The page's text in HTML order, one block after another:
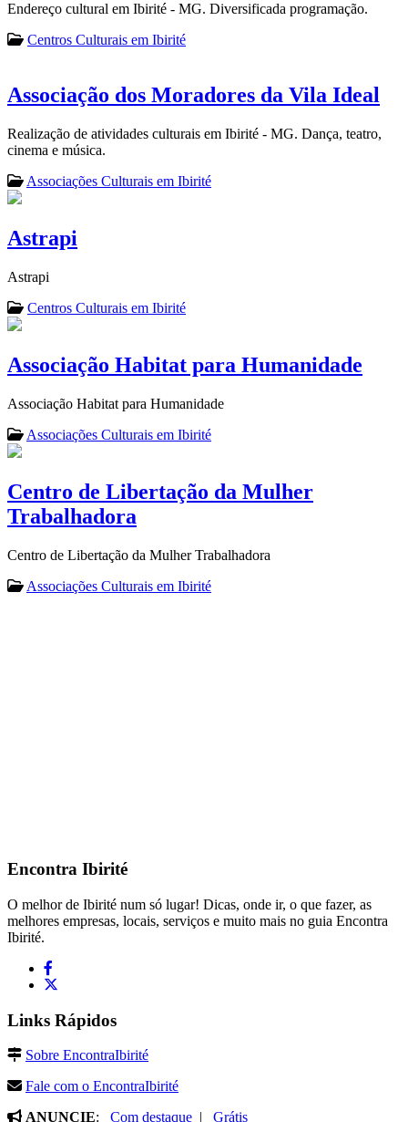
Endereço cultural em Ibirité - MG. Diversificada programação.
Centros Culturais em Ibirité
Associação dos Moradores da Vila Ideal
Realização de atividades culturais em Ibirité - MG. Dança, teatro,
cinema e música.
Associações Culturais em Ibirité
Astrapi
Astrapi
Centros Culturais em Ibirité
Associação Habitat para Humanidade
Associação Habitat para Humanidade
Associações Culturais em Ibirité
Centro de Libertação da Mulher
Trabalhadora
Centro de Libertação da Mulher Trabalhadora
Associações Culturais em Ibirité
Encontra Ibirité
O melhor de Ibirité num só lugar! Dicas, onde ir, o que fazer, as
melhores empresas, locais, serviços e muito mais no guia Encontra
Ibirité.
Links Rápidos
Sobre EncontraIbirité
Fale com o EncontraIbirité
ANUNCIE: Com destaque | Grátis